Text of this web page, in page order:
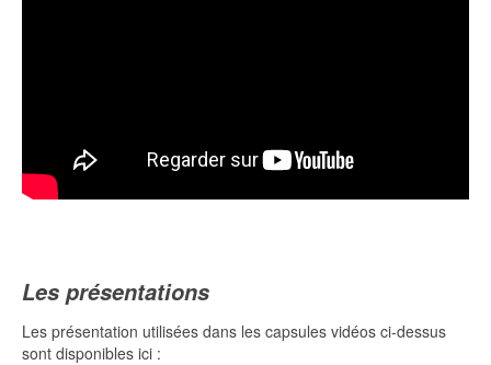
Les présentations
Les présentation utilisées dans les capsules vidéos ci-dessus
sont disponibles ici :